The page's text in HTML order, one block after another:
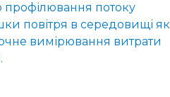
профілювання потоку
повітря в середовищі як
вимірювання витрати